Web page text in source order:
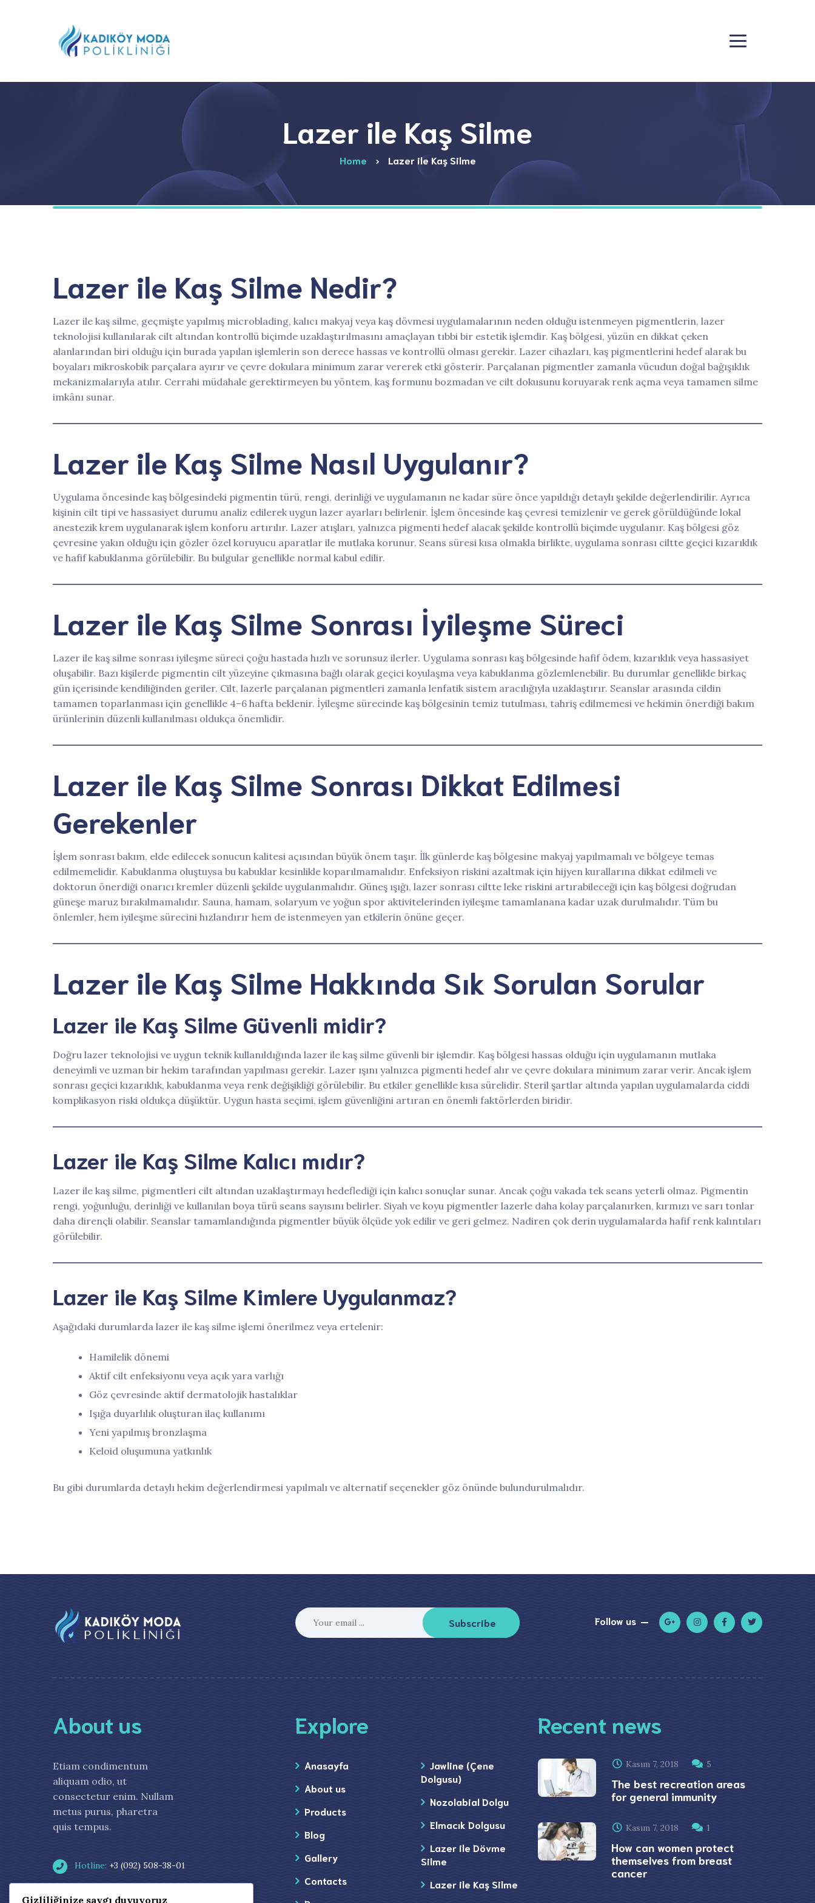
Lazer ile Kaş Silme
Home Lazer ile Kaş Silme
Lazer ile Kaş Silme Nedir?
Lazer ile kaş silme, geçmişte yapılmış microblading, kalıcı makyaj veya kaş dövmesi uygulamalarının neden olduğu istenmeyen pigmentlerin, lazer
teknolojisi kullanılarak cilt altından kontrollü biçimde uzaklaştırılmasını amaçlayan tıbbi bir estetik işlemdir. Kaş bölgesi, yüzün en dikkat çeken
alanlarından biri olduğu için burada yapılan işlemlerin son derece hassas ve kontrollü olması gerekir. Lazer cihazları, kaş pigmentlerini hedef alarak bu
boyaları mikroskobik parçalara ayırır ve çevre dokulara minimum zarar vererek etki gösterir. Parçalanan pigmentler zamanla vücudun doğal bağışıklık
mekanizmalarıyla atılır. Cerrahi müdahale gerektirmeyen bu yöntem, kaş formunu bozmadan ve cilt dokusunu koruyarak renk açma veya tamamen silme
imkânı sunar.
Lazer ile Kaş Silme Nasıl Uygulanır?
Uygulama öncesinde kaş bölgesindeki pigmentin türü, rengi, derinliği ve uygulamanın ne kadar süre önce yapıldığı detaylı şekilde değerlendirilir. Ayrıca
kişinin cilt tipi ve hassasiyet durumu analiz edilerek uygun lazer ayarları belirlenir. İşlem öncesinde kaş çevresi temizlenir ve gerek görüldüğünde lokal
anestezik krem uygulanarak işlem konforu artırılır. Lazer atışları, yalnızca pigmenti hedef alacak şekilde kontrollü biçimde uygulanır. Kaş bölgesi göz
çevresine yakın olduğu için gözler özel koruyucu aparatlar ile mutlaka korunur. Seans süresi kısa olmakla birlikte, uygulama sonrası ciltte geçici kızarıklık
ve hafif kabuklanma görülebilir. Bu bulgular genellikle normal kabul edilir.
Lazer ile Kaş Silme Sonrası İyileşme Süreci
Lazer ile kaş silme sonrası iyileşme süreci çoğu hastada hızlı ve sorunsuz ilerler. Uygulama sonrası kaş bölgesinde hafif ödem, kızarıklık veya hassasiyet
oluşabilir. Bazı kişilerde pigmentin cilt yüzeyine çıkmasına bağlı olarak geçici koyulaşma veya kabuklanma gözlemlenebilir. Bu durumlar genellikle birkaç
gün içerisinde kendiliğinden geriler. Cilt, lazerle parçalanan pigmentleri zamanla lenfatik sistem aracılığıyla uzaklaştırır. Seanslar arasında cildin
tamamen toparlanması için genellikle 4–6 hafta beklenir. İyileşme sürecinde kaş bölgesinin temiz tutulması, tahriş edilmemesi ve hekimin önerdiği bakım
ürünlerinin düzenli kullanılması oldukça önemlidir.
Lazer ile Kaş Silme Sonrası Dikkat Edilmesi
Gerekenler
İşlem sonrası bakım, elde edilecek sonucun kalitesi açısından büyük önem taşır. İlk günlerde kaş bölgesine makyaj yapılmamalı ve bölgeye temas
edilmemelidir. Kabuklanma oluştuysa bu kabuklar kesinlikle koparılmamalıdır. Enfeksiyon riskini azaltmak için hijyen kurallarına dikkat edilmeli ve
doktorun önerdiği onarıcı kremler düzenli şekilde uygulanmalıdır. Güneş ışığı, lazer sonrası ciltte leke riskini artırabileceği için kaş bölgesi doğrudan
güneşe maruz bırakılmamalıdır. Sauna, hamam, solaryum ve yoğun spor aktivitelerinden iyileşme tamamlanana kadar uzak durulmalıdır. Tüm bu
önlemler, hem iyileşme sürecini hızlandırır hem de istenmeyen yan etkilerin önüne geçer.
Lazer ile Kaş Silme Hakkında Sık Sorulan Sorular
Lazer ile Kaş Silme Güvenli midir?
Doğru lazer teknolojisi ve uygun teknik kullanıldığında lazer ile kaş silme güvenli bir işlemdir. Kaş bölgesi hassas olduğu için uygulamanın mutlaka
deneyimli ve uzman bir hekim tarafından yapılması gerekir. Lazer ışını yalnızca pigmenti hedef alır ve çevre dokulara minimum zarar verir. Ancak işlem
sonrası geçici kızarıklık, kabuklanma veya renk değişikliği görülebilir. Bu etkiler genellikle kısa sürelidir. Steril şartlar altında yapılan uygulamalarda ciddi
komplikasyon riski oldukça düşüktür. Uygun hasta seçimi, işlem güvenliğini artıran en önemli faktörlerden biridir.
Lazer ile Kaş Silme Kalıcı mıdır?
Lazer ile kaş silme, pigmentleri cilt altından uzaklaştırmayı hedeflediği için kalıcı sonuçlar sunar. Ancak çoğu vakada tek seans yeterli olmaz. Pigmentin
rengi, yoğunluğu, derinliği ve kullanılan boya türü seans sayısını belirler. Siyah ve koyu pigmentler lazerle daha kolay parçalanırken, kırmızı ve sarı tonlar
daha dirençli olabilir. Seanslar tamamlandığında pigmentler büyük ölçüde yok edilir ve geri gelmez. Nadiren çok derin uygulamalarda hafif renk kalıntıları
görülebilir.
Lazer ile Kaş Silme Kimlere Uygulanmaz?
Aşağıdaki durumlarda lazer ile kaş silme işlemi önerilmez veya ertelenir:
Hamilelik dönemi
Aktif cilt enfeksiyonu veya açık yara varlığı
Göz çevresinde aktif dermatolojik hastalıklar
Işığa duyarlılık oluşturan ilaç kullanımı
Yeni yapılmış bronzlaşma
Keloid oluşumuna yatkınlık
Bu gibi durumlarda detaylı hekim değerlendirmesi yapılmalı ve alternatif seçenekler göz önünde bulundurulmalıdır.
Subscribe Follow us
About us
Etiam condimentum
aliquam odio, ut
consectetur enim. Nullam
metus purus, pharetra
quis tempus.
Hotline: +3 (092) 508-38-01
Explore
Anasayfa
About us
Products
Blog
Gallery
Contacts
Jawline (Çene
Dolgusu)
Nozolabial Dolgu
Elmacık Dolgusu
Lazer ile Dövme
Silme
Lazer ile Kaş Silme
Recent news
Kasım 7, 2018 5
The best recreation areas
for general immunity
Kasım 7, 2018 1
How can women protect
themselves from breast
cancer
Gizliliğinize saygı duyuyoruz